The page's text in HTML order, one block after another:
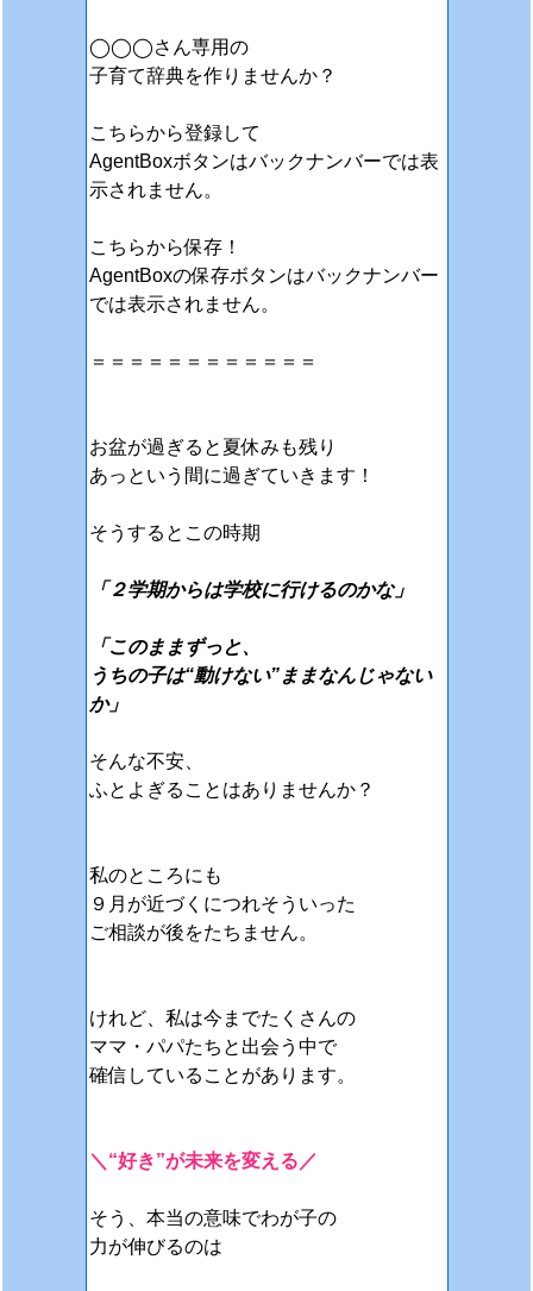
◯◯◯さん専用の
子育て辞典を作りませんか？
こちらから登録して
AgentBoxボタンはバックナンバーでは表
示されません。
こちらから保存！
AgentBoxの保存ボタンはバックナンバー
では表示されません。
＝＝＝＝＝＝＝＝＝＝＝＝
お盆が過ぎると夏休みも残り
あっという間に過ぎていきます！
そうするとこの時期
「２学期からは学校に行けるのかな」
「このままずっと、
うちの子は“動けない”ままなんじゃない
か」
そんな不安、
ふとよぎることはありませんか？
私のところにも
９月が近づくにつれそういった
ご相談が後をたちません。
けれど、私は今までたくさんの
ママ・パパたちと出会う中で
確信していることがあります。
＼“好き”が未来を変える／
そう、本当の意味でわが子の
力が伸びるのは